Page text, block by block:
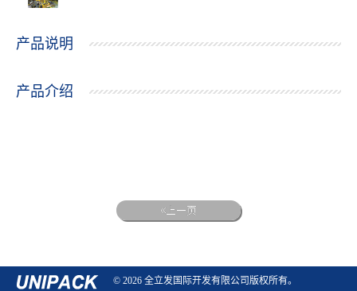
产品说明
产品介绍
上一页
© 2026 全立发国际开发有限公司版权所有。